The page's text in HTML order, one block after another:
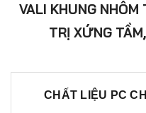
VALI KHUNG
TRỊ XỨNG
CHẤT LIỆU PC